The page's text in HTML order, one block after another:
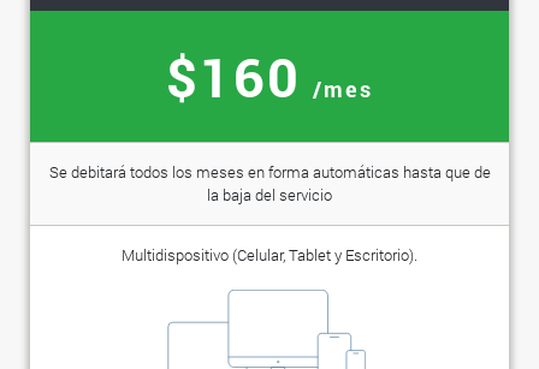
$160 /mes
Se debitará todos los meses en forma automáticas hasta que de
la baja del servicio
Multidispositivo (Celular, Tablet y Escritorio).